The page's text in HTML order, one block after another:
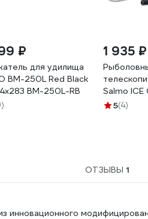
₽
для удилища
BM-250L Red Black
BM-250L-RB
1 935 ₽
Salmo
5(4)
ОТЗЫВЫ 1
инновационного